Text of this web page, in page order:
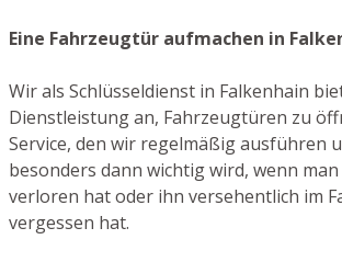
Eine Fahrzeugtür aufmachen in
Wir als Schlüsseldienst in Falkenhain
Dienstleistung an, Fahrzeugtüren zu
Service, den wir regelmäßig ausführen
besonders dann wichtig wird, wenn man
verloren hat oder ihn versehentlich im
vergessen hat.